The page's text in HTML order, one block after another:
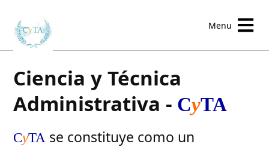
Visit the cyta homepage
Menu
Ciencia y Técnica
Administrativa - CyTA
CyTA se constituye como un